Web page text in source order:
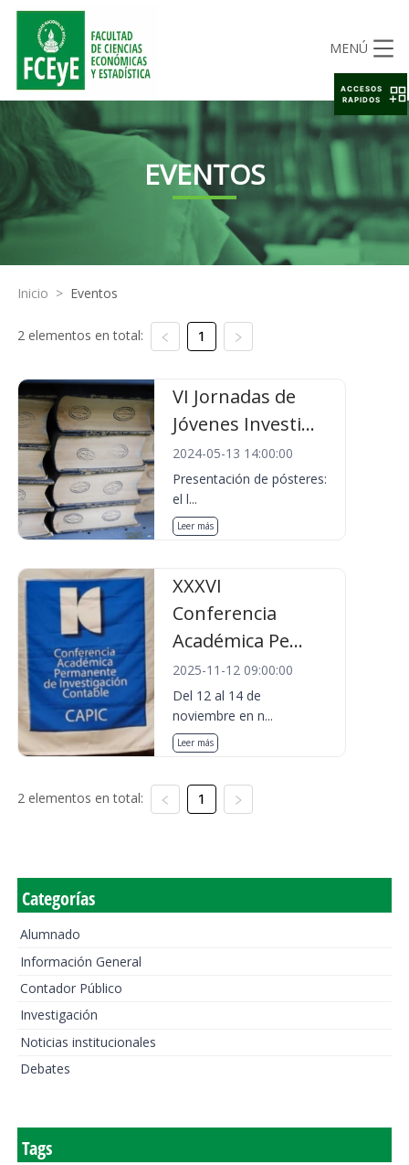
MENÚ
EVENTOS
Inicio > Eventos
2 elementos en total: 1
VI Jornadas de
Jóvenes Investi...
2024-05-13 14:00:00
Presentación de pósteres:
el l...
Leer más
XXXVI
Conferencia
Académica Pe...
2025-11-12 09:00:00
Del 12 al 14 de
noviembre en n...
Leer más
2 elementos en total: 1
Categorías
Alumnado
Información General
Contador Público
Investigación
Noticias institucionales
Debates
Tags
ACCESOS
RAPIDOS